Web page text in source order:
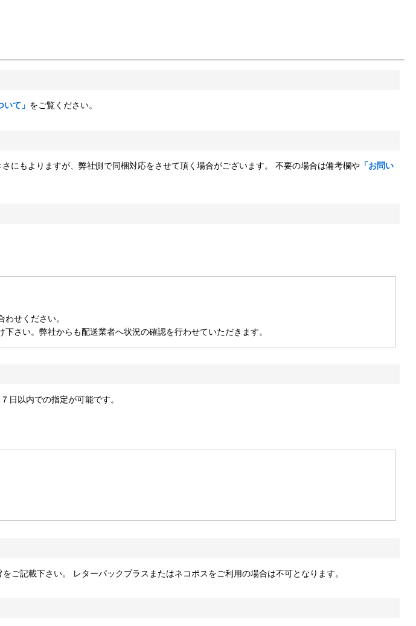
て」 をご覧ください。
にもよりますが、弊社側で同梱対応をさせて頂く場合がございます。 不要の場合は備考欄や 「お問い
せください。
下さい。弊社からも配送業者へ状況の確認を行わせていただきます。
日以内での指定が可能です。
ご記載下さい。 レターパックプラスまたはネコポスをご利用の場合は不可となります。